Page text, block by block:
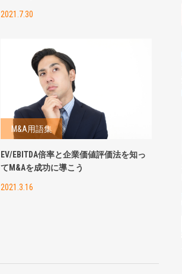
2021.7.30
M&A用語集
EV/EBITDA倍率と企業価値評価法を知っ
てM&Aを成功に導こう
2021.3.16